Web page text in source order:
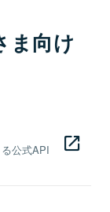
ま向け
公式API